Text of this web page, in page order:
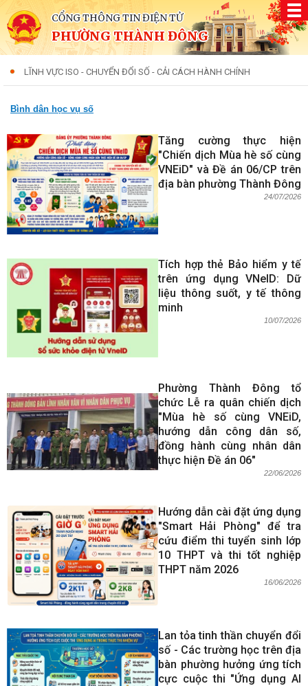
CỔNG THÔNG TIN ĐIỆN TỬ
PHƯỜNG THÀNH ĐÔNG
LĨNH VỰC ISO - CHUYỂN ĐỔI SỐ - CẢI CÁCH HÀNH CHÍNH
Bình dân học vụ số
Tăng cường thực hiện
"Chiến dịch Mùa hè số cùng
VNEiD" và Đề án 06/CP trên
địa bàn phường Thành Đông
24/07/2026
Tích hợp thẻ Bảo hiểm y tế
trên ứng dụng VNeID: Dữ
liệu thông suốt, y tế thông
minh
10/07/2026
Phường Thành Đông tổ
chức Lễ ra quân chiến dịch
"Mùa hè số cùng VNEiD,
hướng dẫn công dân số,
đồng hành cùng nhân dân
thực hiện Đề án 06"
22/06/2026
Hướng dẫn cài đặt ứng dụng
"Smart Hải Phòng" để tra
cứu điểm thi tuyển sinh lớp
10 THPT và thi tốt nghiệp
THPT năm 2026
16/06/2026
Lan tỏa tinh thần chuyển đổi
số - Các trường học trên địa
bàn phường hưởng ứng tích
cực cuộc thi "Ứng dụng AI